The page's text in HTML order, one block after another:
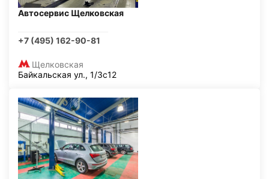
Автосервис Щелковская
+7 (495) 162-90-81
Щелковская
Байкальская ул., 1/3с12